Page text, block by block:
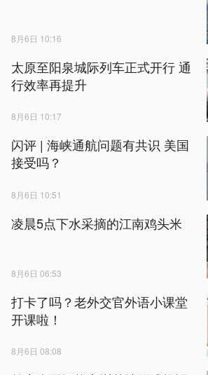
8月6日 10:16
太原至阳泉城际列车正式开行 通
行效率再提升
8月6日 10:17
闪评 | 海峡通航问题有共识 美国
接受吗？
8月6日 10:51
凌晨5点下水采摘的江南鸡头米
8月6日 06:53
打卡了吗？老外交官外语小课堂
开课啦！
8月6日 08:08